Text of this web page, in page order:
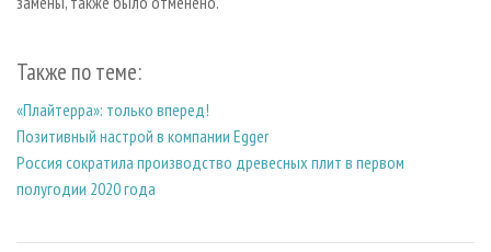
Также по теме:
«Плайтерра»: только вперед!
Позитивный настрой в компании Egger
Россия сократила производство древесных плит в первом
полугодии 2020 года